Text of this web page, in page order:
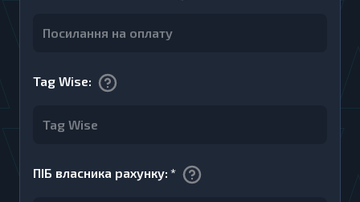
Tag Wise:
ПІБ власника рахунку: *